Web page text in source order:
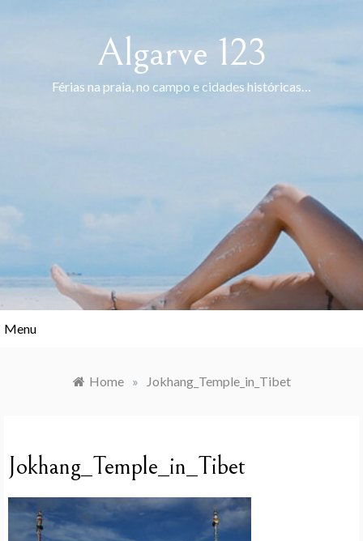
Algarve 123
Férias na praia, no campo e cidades históricas…
Menu
Home » Jokhang_Temple_in_Tibet
Jokhang_Temple_in_Tibet